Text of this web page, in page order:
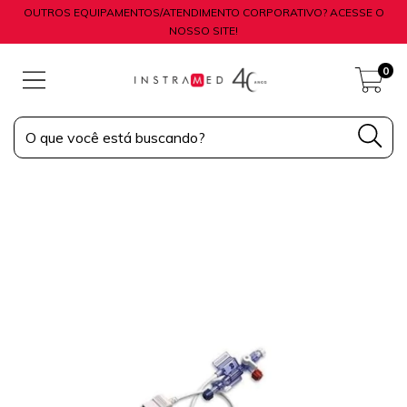
OUTROS EQUIPAMENTOS/ATENDIMENTO CORPORATIVO? ACESSE O
NOSSO SITE!
0